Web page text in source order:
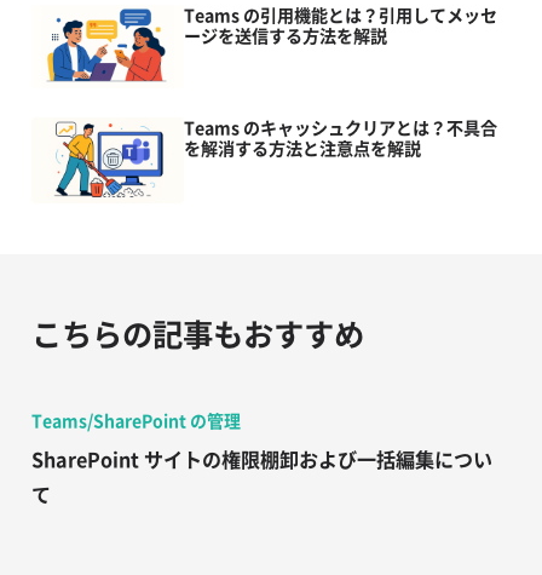
Teams の引用機能とは？引用してメッセ
ージを送信する方法を解説
Teams のキャッシュクリアとは？不具合
を解消する方法と注意点を解説
こちらの記事もおすすめ
Teams/SharePoint の管理
SharePoint サイトの権限棚卸および一括編集につい
て